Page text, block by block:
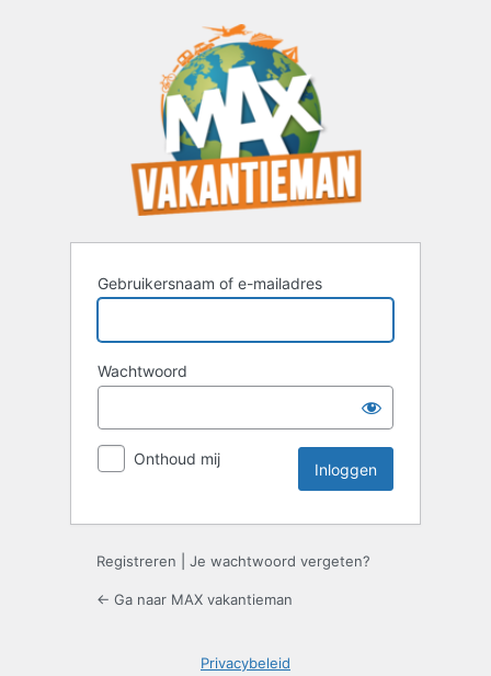
Gebruikersnaam of e-mailadres
Wachtwoord
Onthoud mij
Registreren Je wachtwoord vergeten?
← Ga naar MAX vakantieman
Privacybeleid